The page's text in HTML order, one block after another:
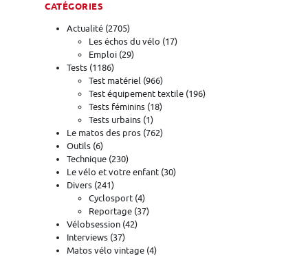
CATÉGORIES
Actualité (2705)
Les échos du vélo (17)
Emploi (29)
Tests (1186)
Test matériel (966)
Test équipement textile (196)
Tests féminins (18)
Tests urbains (1)
Le matos des pros (762)
Outils (6)
Technique (230)
Le vélo et votre enfant (30)
Divers (241)
Cyclosport (4)
Reportage (37)
Vélobsession (42)
Interviews (37)
Matos vélo vintage (4)